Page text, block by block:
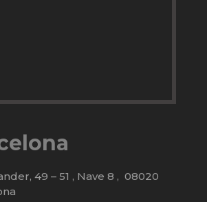
49 – 51 , Nave 8 , 08020